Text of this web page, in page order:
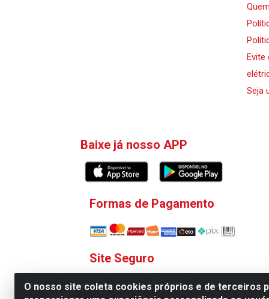
O nosso site coleta cookies próprios e de terceiros
Evite
Seja
Baixe já nosso APP
Formas de Pagamento
Site Seguro